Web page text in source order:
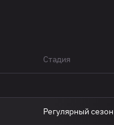
Стадия
Регулярный сезон